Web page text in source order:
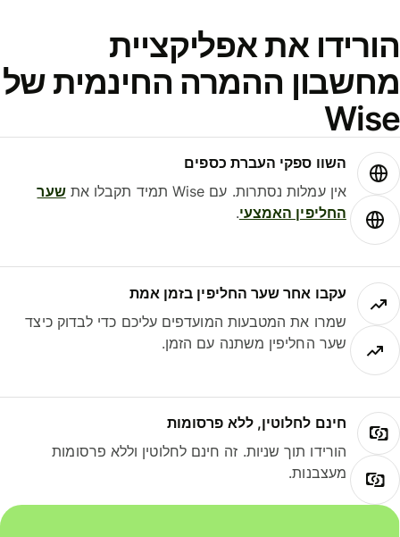
את אפליקציית
ההמרה החינמית של
השוו ספקי העברת כספים
אין עמלות נסתרות. עם Wise תמיד תקבלו את
שער
החליפין האמצעי.
עקבו אחר שער החליפין בזמן אמת
שמרו את המטבעות המועדפים עליכם כדי לבדוק כיצד
שער החליפין משתנה עם הזמן.
חינם לחלוטין, ללא פרסומות
הורידו תוך שניות. זה חינם לחלוטין וללא פרסומות
מעצבנות.